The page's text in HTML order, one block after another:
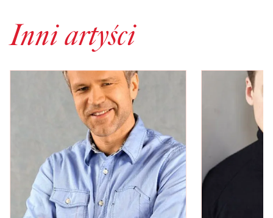
Inni artyści